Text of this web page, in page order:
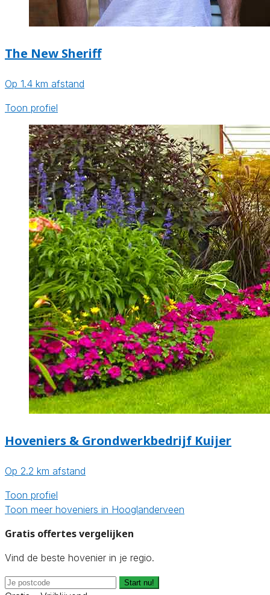
The New Sheriff
Op 1.4 km afstand
Toon profiel
Hoveniers & Grondwerkbedrijf Kuijer
Op 2.2 km afstand
Toon profiel
Toon meer hoveniers in Hooglanderveen
Gratis offertes vergelijken
Vind de beste hovenier in je regio.
Start nu!